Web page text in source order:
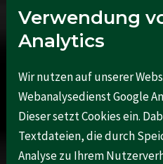
Verwendung
Analytics
Wir nutzen auf unserer
Webanalysedienst Google
Dieser setzt Cookies ein.
Textdateien, die durch
Analyse zu Ihrem